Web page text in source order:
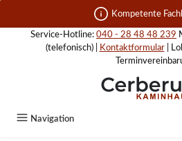
Zum Hauptinhalt springen Kompetente
Service-Hotline: 040 - 28 48 48 239
(telefonisch) |
Kontaktformular|
Navigation